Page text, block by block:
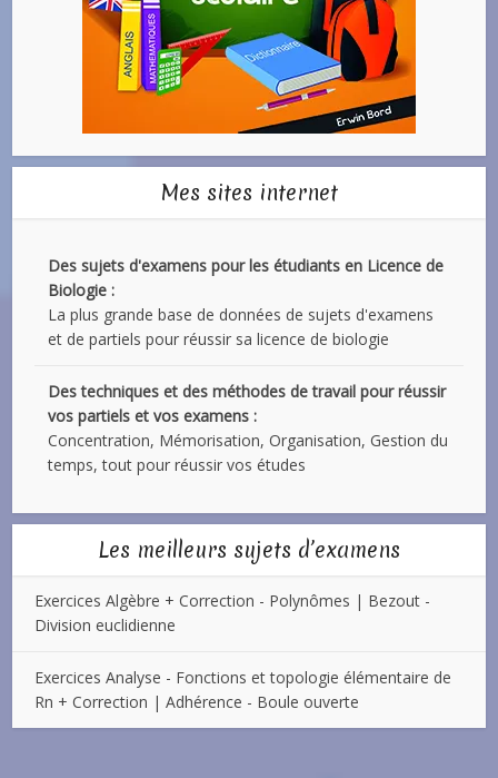
Mes sites internet
Des sujets d'examens pour les étudiants en Licence de
Biologie :
La plus grande base de données de sujets d'examens
et de partiels pour réussir sa licence de biologie
Des techniques et des méthodes de travail pour réussir
vos partiels et vos examens :
Concentration, Mémorisation, Organisation, Gestion du
temps, tout pour réussir vos études
Les meilleurs sujets d’examens
Exercices Algèbre + Correction - Polynômes | Bezout -
Division euclidienne
Exercices Analyse - Fonctions et topologie élémentaire de
Rn + Correction | Adhérence - Boule ouverte